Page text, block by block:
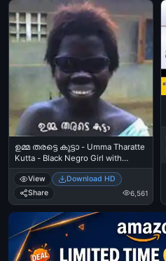
ഉമ്മ തരട്ടെ കുട്ടാ - Umma Tharatte
Kutta - Black Negro Girl with
Cooling Glass
View
Download HD
Share
6,561